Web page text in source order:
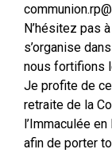
N’hésitez pas
s’organise
nous fortifions
Je profite de
retraite de la
l’Immaculée
afin de porter